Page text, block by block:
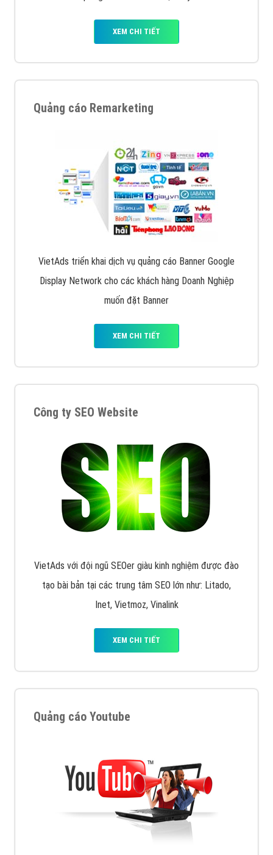
XEM CHI TIẾT
Quảng cáo Remarketing
VietAds triển khai dịch vụ quảng cáo Banner Google
Display Network cho các khách hàng Doanh Nghiệp
muốn đặt Banner
XEM CHI TIẾT
Công ty SEO Website
VietAds với đội ngũ SEOer giàu kinh nghiệm được đào
tạo bài bản tại các trung tâm SEO lớn như: Litado,
Inet, Vietmoz, Vinalink
XEM CHI TIẾT
Quảng cáo Youtube